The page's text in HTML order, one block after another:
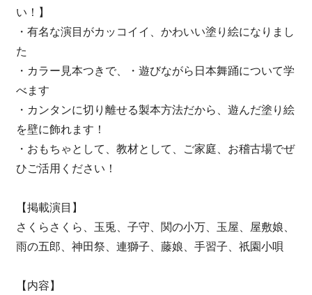
い！】
・有名な演目がカッコイイ、かわいい塗り絵になりまし
た
・カラー見本つきで、・遊びながら日本舞踊について学
べます
・カンタンに切り離せる製本方法だから、遊んだ塗り絵
を壁に飾れます！
・おもちゃとして、教材として、ご家庭、お稽古場でぜ
ひご活用ください！
【掲載演目】
さくらさくら、玉兎、子守、関の小万、玉屋、屋敷娘、
雨の五郎、神田祭、連獅子、藤娘、手習子、祇園小唄
【内容】